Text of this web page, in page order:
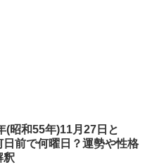
(昭和55年)11月27日と
日前で何曜日？運勢や性格
釈